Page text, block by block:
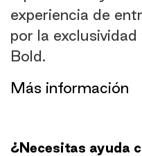
experiencia de
por la
Bold.
​Más información
¿Necesitas ayuda